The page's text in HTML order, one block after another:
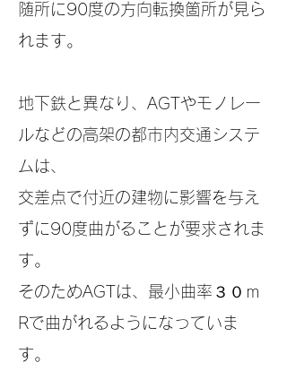
随所に90度の方向転換箇所が見ら
れます。
地下鉄と異なり、AGTやモノレー
ルなどの高架の都市内交通システ
ムは、
交差点で付近の建物に影響を与え
ずに90度曲がることが要求されま
す。
そのためAGTは、最小曲率３０ｍ
Rで曲がれるようになっていま
す。